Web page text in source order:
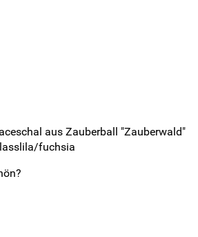
aus Zauberball "Zauberwald"
fuchsia